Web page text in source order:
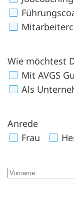
Wie möchtest
Mit AVGS
Als
Anrede
Frau
Vorname